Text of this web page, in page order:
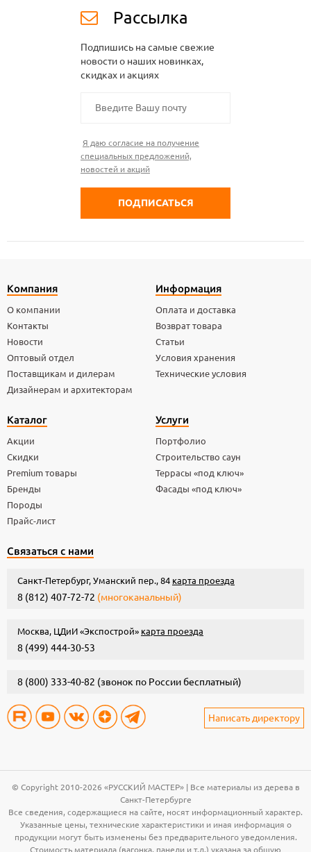
Рассылка
Подпишись на самые свежие
новости о наших новинках,
скидках и акциях
Я даю согласие на получение
специальных предложений,
новостей и акций
Компания
О компании
Контакты
Новости
Оптовый отдел
Поставщикам и дилерам
Дизайнерам и архитекторам
Информация
Оплата и доставка
Возврат товара
Статьи
Условия хранения
Технические условия
Каталог
Акции
Скидки
Premium товары
Бренды
Породы
Прайс-лист
Услуги
Портфолио
Строительство саун
Террасы «под ключ»
Фасады «под ключ»
Связаться с нами
Санкт-Петербург, Уманский пер., 84 карта проезда
8 (812) 407-72-72 (многоканальный)
Москва, ЦДиИ «Экспострой» карта проезда
8 (499) 444-30-53
8 (800) 333-40-82 (звонок по России бесплатный)
Написать директору
© Copyright 2010-2026 «РУССКИЙ МАСТЕР» | Все материалы из дерева в
Санкт-Петербурге
Все сведения, содержащиеся на сайте, носят информационный характер.
Указанные цены, технические характеристики и иная информация о
продукции могут быть изменены без предварительного уведомления.
Стоимость материала (вагонка, панели и т.д.) указана за общую